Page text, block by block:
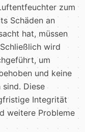
zum
Schäden an
hat, müssen
wird
um
und keine
Diese
Integrität
weitere Probleme